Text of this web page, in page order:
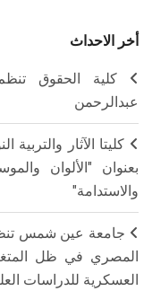
أخر الاحداث
كلية الحقوق
عبدالرحمن
كليتا الآثار
بعنوان "الألوان
والاستدامة"
جامعة عين شمس
المصري في ظل
العسكرية للدراسات